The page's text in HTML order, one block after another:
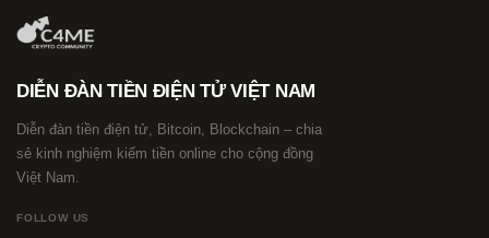
DIỄN ĐÀN TIỀN ĐIỆN TỬ VIỆT NAM
Diễn đàn tiền điện tử, Bitcoin, Blockchain – chia
sẻ kinh nghiệm kiếm tiền online cho cộng đồng
Việt Nam.
FOLLOW US